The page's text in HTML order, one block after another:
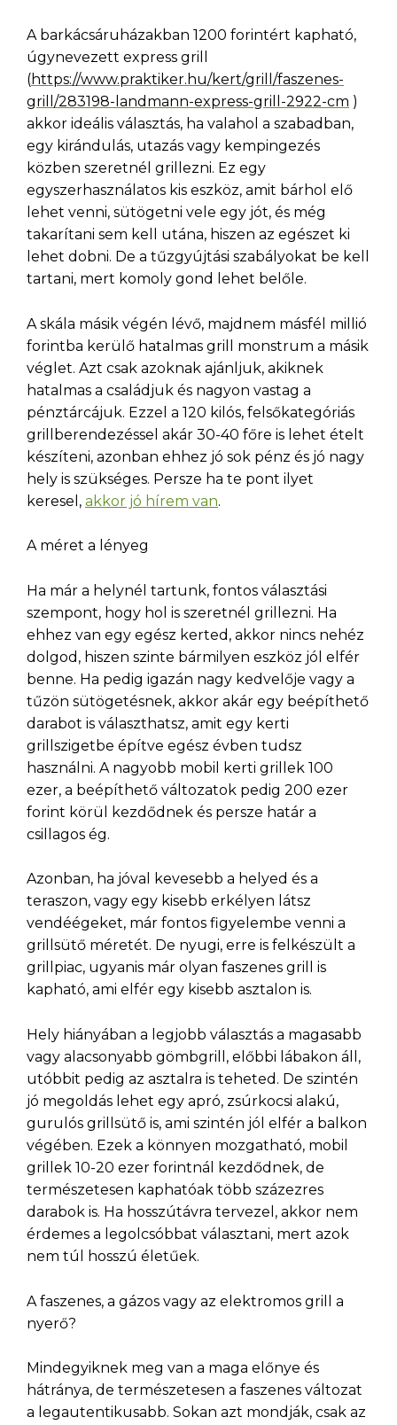
A barkácsáruházakban 1200 forintért kapható,
úgynevezett express grill
(https://www.praktiker.hu/kert/grill/faszenes-
grill/283198-landmann-express-grill-2922-cm )
akkor ideális választás, ha valahol a szabadban,
egy kirándulás, utazás vagy kempingezés
közben szeretnél grillezni. Ez egy
egyszerhasználatos kis eszköz, amit bárhol elő
lehet venni, sütögetni vele egy jót, és még
takarítani sem kell utána, hiszen az egészet ki
lehet dobni. De a tűzgyújtási szabályokat be kell
tartani, mert komoly gond lehet belőle.
A skála másik végén lévő, majdnem másfél millió
forintba kerülő hatalmas grill monstrum a másik
véglet. Azt csak azoknak ajánljuk, akiknek
hatalmas a családjuk és nagyon vastag a
pénztárcájuk. Ezzel a 120 kilós, felsőkategóriás
grillberendezéssel akár 30-40 főre is lehet ételt
készíteni, azonban ehhez jó sok pénz és jó nagy
hely is szükséges. Persze ha te pont ilyet
keresel, akkor jó hírem van.
A méret a lényeg
Ha már a helynél tartunk, fontos választási
szempont, hogy hol is szeretnél grillezni. Ha
ehhez van egy egész kerted, akkor nincs nehéz
dolgod, hiszen szinte bármilyen eszköz jól elfér
benne. Ha pedig igazán nagy kedvelője vagy a
tűzön sütögetésnek, akkor akár egy beépíthető
darabot is választhatsz, amit egy kerti
grillszigetbe építve egész évben tudsz
használni. A nagyobb mobil kerti grillek 100
ezer, a beépíthető változatok pedig 200 ezer
forint körül kezdődnek és persze határ a
csillagos ég.
Azonban, ha jóval kevesebb a helyed és a
teraszon, vagy egy kisebb erkélyen látsz
vendéégeket, már fontos figyelembe venni a
grillsütő méretét. De nyugi, erre is felkészült a
grillpiac, ugyanis már olyan faszenes grill is
kapható, ami elfér egy kisebb asztalon is.
Hely hiányában a legjobb választás a magasabb
vagy alacsonyabb gömbgrill, előbbi lábakon áll,
utóbbit pedig az asztalra is teheted. De szintén
jó megoldás lehet egy apró, zsúrkocsi alakú,
gurulós grillsütő is, ami szintén jól elfér a balkon
végében. Ezek a könnyen mozgatható, mobil
grillek 10-20 ezer forintnál kezdődnek, de
természetesen kaphatóak több százezres
darabok is. Ha hosszútávra tervezel, akkor nem
érdemes a legolcsóbbat választani, mert azok
nem túl hosszú életűek.
A faszenes, a gázos vagy az elektromos grill a
nyerő?
Mindegyiknek meg van a maga előnye és
hátránya, de természetesen a faszenes változat
a legautentikusabb. Sokan azt mondják, csak az